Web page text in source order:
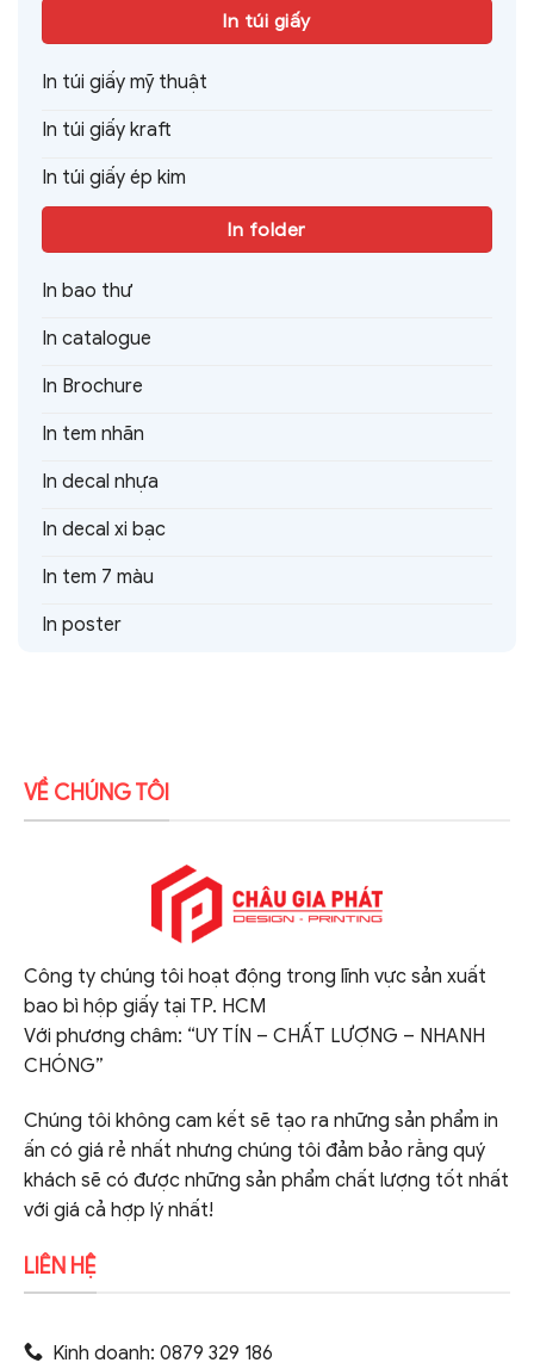
In túi giấy
In túi giấy mỹ thuật
In túi giấy kraft
In túi giấy ép kim
In folder
In bao thư
In catalogue
In Brochure
In tem nhãn
In decal nhựa
In decal xi bạc
In tem 7 màu
In poster
VỀ CHÚNG TÔI
Công ty chúng tôi hoạt động trong lĩnh vực sản xuất
bao bì hộp giấy tại TP. HCM
Với phương châm: “UY TÍN – CHẤT LƯỢNG – NHANH
CHÓNG”
Chúng tôi không cam kết sẽ tạo ra những sản phẩm in
ấn có giá rẻ nhất nhưng chúng tôi đảm bảo rằng quý
khách sẽ có được những sản phẩm chất lượng tốt nhất
với giá cả hợp lý nhất!
LIÊN HỆ
Kinh doanh: 0879 329 186